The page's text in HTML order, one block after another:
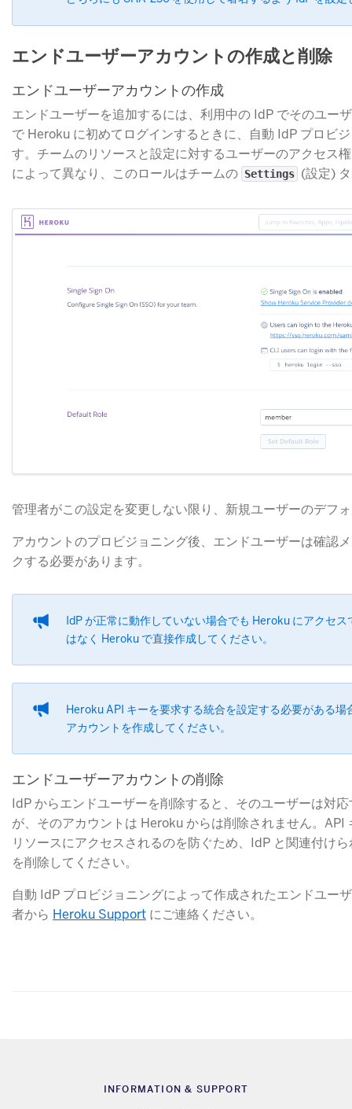
エンドユーザーアカウントの作成と削除
エンドユーザーアカウントの作成
エンドユーザーを追加するには、利用中の IdP でそのユー
で Heroku に初めてログインするときに、自動 IdP プロビ
す。チームのリソースと設定に対するユーザーのアクセス
によって異なり、このロールはチームの Settings (設定)
管理者がこの設定を変更しない限り、新規ユーザーのデフ
アカウントのプロビジョニング後、エンドユーザーは確認
クする必要があります。
IdP が正常に動作していない場合でも Heroku にアクセ
はなく Heroku で直接作成してください。
Heroku API キーを要求する統合を設定する必要がある
アカウントを作成してください。
エンドユーザーアカウントの削除
IdP からエンドユーザーを削除すると、そのユーザーは対
が、そのアカウントは Heroku からは削除されません。
リソースにアクセスされるのを防ぐため、IdP と関連付け
を削除してください。
自動 IdP プロビジョニングによって作成されたエンドユー
者から Heroku Support にご連絡ください。
INFORMATION & SUPPORT